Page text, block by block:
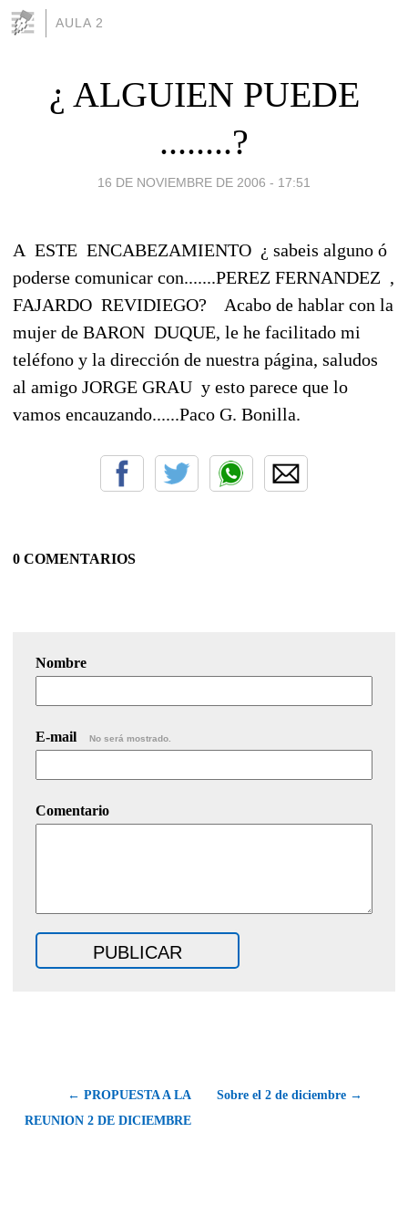
AULA 2
¿ ALGUIEN PUEDE
........?
16 DE NOVIEMBRE DE 2006 - 17:51
A ESTE ENCABEZAMIENTO ¿ sabeis alguno ó
poderse comunicar con.......PEREZ FERNANDEZ ,
FAJARDO REVIDIEGO? Acabo de hablar con la
mujer de BARON DUQUE, le he facilitado mi
teléfono y la dirección de nuestra página, saludos
al amigo JORGE GRAU y esto parece que lo
vamos encauzando......Paco G. Bonilla.
0 COMENTARIOS
Nombre
E-mail No será mostrado.
Comentario
← PROPUESTA A LA
REUNION 2 DE DICIEMBRE
Sobre el 2 de diciembre →